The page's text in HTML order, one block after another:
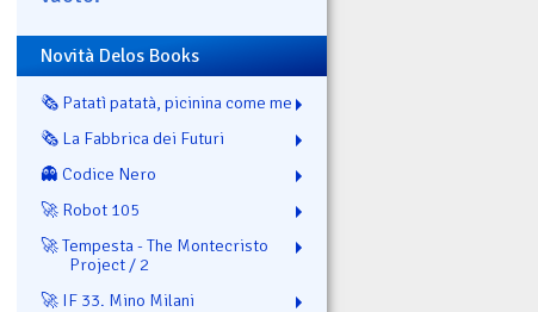
Novità Delos Books
🗞️ Patatì patatà, picinina come me
🗞️ La Fabbrica dei Futuri
👻 Codice Nero
🚀 Robot 105
🚀 Tempesta - The Montecristo
Project / 2
🚀 IF 33. Mino Milani